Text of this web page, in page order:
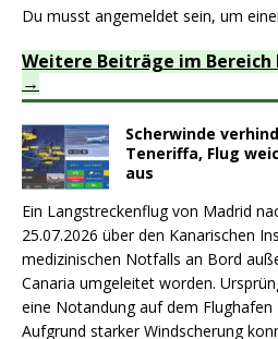
Du musst angemeldet sein, um
Weitere Beiträge im Bereich
Scherwinde
Teneriffa, Flug
aus
Ein Langstreckenflug von Madrid
25.07.2026 über den Kanarischen
medizinischen Notfalls an Bord
Canaria umgeleitet worden.
eine Notandung auf dem Flughafen
Aufgrund starker Windscherung